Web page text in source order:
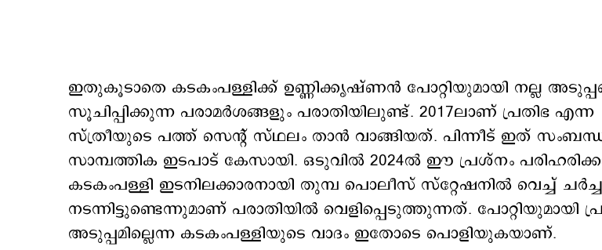
ഇതുകൂടാതെ കടകംപള്ളിക്ക് ഉണ്ണിക്കൃഷ്ണന്‍ പോറ്റിയുമായി നല്ല
സൂചിപ്പിക്കുന്ന പരാമര്‍ശങ്ങളും പരാതിയിലുണ്ട്. 2017ലാണ് പ്രതിഭ എന്ന
സ്ത്രീയുടെ പത്ത് സെന്‍റ് സ്ഥലം താന്‍ വാങ്ങിയത്. പിന്നീട് ഇത്
സാമ്പത്തിക ഇടപാട് കേസായി. ഒടുവില്‍ 2024ല്‍ ഈ പ്രശ്നം
കടകംപള്ളി ഇടനിലക്കാരനായി തുമ്പ പൊലീസ് സ്റ്റേഷനില്‍ വെച്ച് ചര്‍ച്ച
നടന്നിട്ടുണ്ടെന്നുമാണ് പരാതിയില്‍ വെളിപ്പെടുത്തുന്നത്. പോറ്റിയുമായി
അടുപ്പമില്ലെന്ന കടകംപള്ളിയുടെ വാദം ഇതോടെ പൊളിയുകയാണ്.